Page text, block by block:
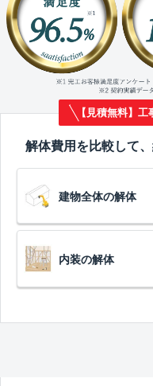
【見積無料】工
解体費用を比較して
建物全体の解体
内装の解体